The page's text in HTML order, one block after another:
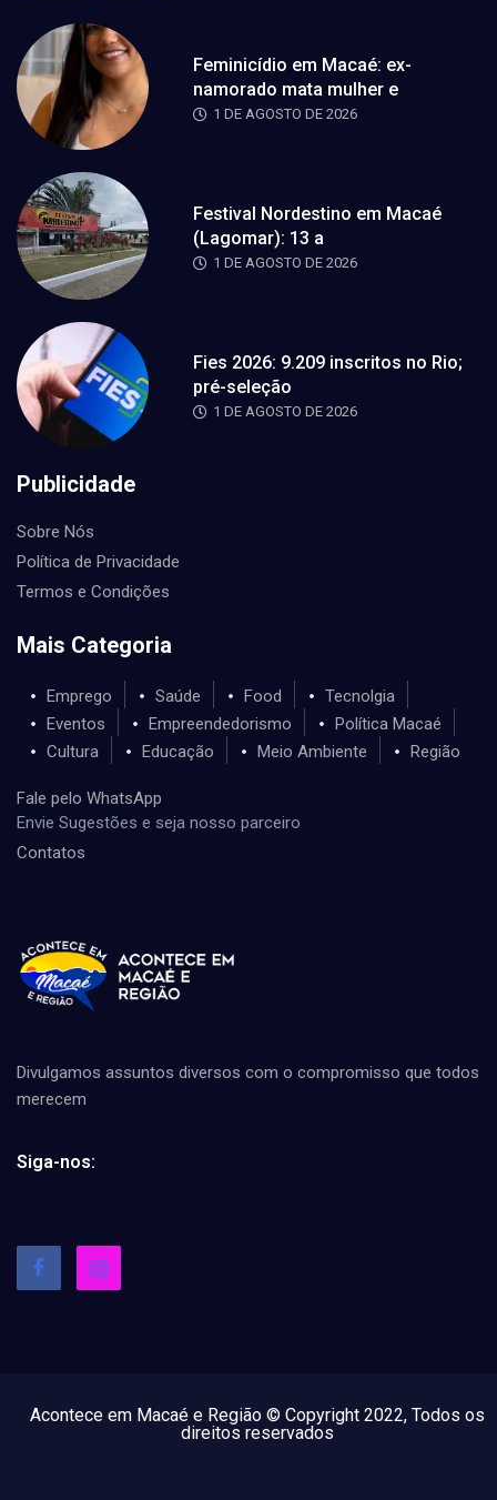
Feminicídio em Macaé: ex-
namorado mata mulher e
1 DE AGOSTO DE 2026
Festival Nordestino em Macaé
(Lagomar): 13 a
1 DE AGOSTO DE 2026
Fies 2026: 9.209 inscritos no Rio;
pré-seleção
1 DE AGOSTO DE 2026
Publicidade
Sobre Nós
Política de Privacidade
Termos e Condições
Mais Categoria
Emprego Saúde Food
Tecnolgia
Eventos
Empreendedorismo
Política Macaé
Cultura
Educação Meio Ambiente Região
Fale pelo WhatsApp
Envie Sugestões e seja nosso parceiro
Contatos
Divulgamos assuntos diversos com o compromisso que todos
merecem
Siga-nos:
Acontece em Macaé e Região © Copyright 2022, Todos os
direitos reservados